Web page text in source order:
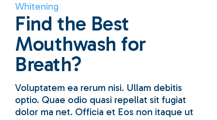
Whitening
Find the Best
Mouthwash for
Breath?
Voluptatem ea rerum nisi. Ullam debitis
optio. Quae odio quasi repellat sit fugiat
dolor ma net. Officia et Eos non itaque ut